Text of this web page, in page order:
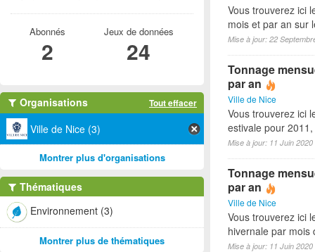
Vous trouverez ici
mois et par an sur
Mise à jour: 22
Tonnage
par an
Ville de Nice
Vous trouverez ici
estivale pour
Mise à jour: 11 Juin 2020
Tonnage
par an
Ville de Nice
Vous trouverez ici
hivernale par
Mise à jour: 11 Juin 2020
Abonnés
2
Jeux de données
24
Organisations Tout effacer
Ville de Nice (3)
Montrer plus d'organisations
Thématiques
Environnement (3)
Montrer plus de thématiques